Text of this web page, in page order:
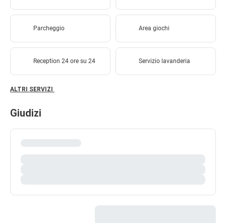
Parcheggio Area giochi
Reception 24 ore su 24 Servizio lavanderia
ALTRI SERVIZI
Giudizi